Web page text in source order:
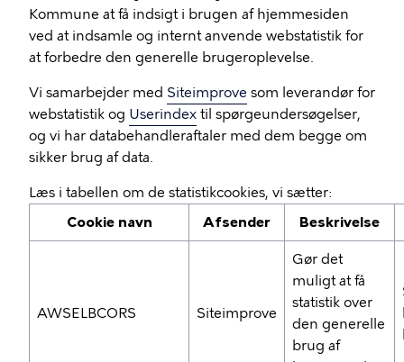
Kommune at få indsigt i brugen af hjemmesiden
ved at indsamle og internt anvende webstatistik for
at forbedre den generelle brugeroplevelse.
Vi samarbejder med Siteimprove som leverandør for
webstatistik og Userindex til spørgeundersøgelser,
og vi har databehandleraftaler med dem begge om
sikker brug af data.
Læs i tabellen om de statistikcookies, vi sætter:
Cookie navn
Afsender Beskrivelse
AWSELBCORS Siteimprove
Gør det
muligt at få
statistik over
den generelle
brug af